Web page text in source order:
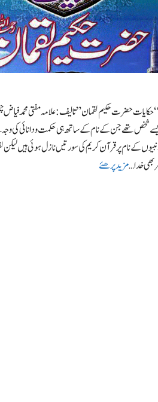
حضرت حکیم لقمان” تالیف: علامہ مفتی محمد فیاض
شخص تھے جن کے نام کے ساتھ ہی حکمت ودانائی کی وجہ
کے نام پر قرآن کریم کی سورتیں نازل ہوئی ہیں لیکن
بھی خدا …مزید پرھئے